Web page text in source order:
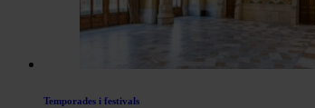
Temporades i festivals